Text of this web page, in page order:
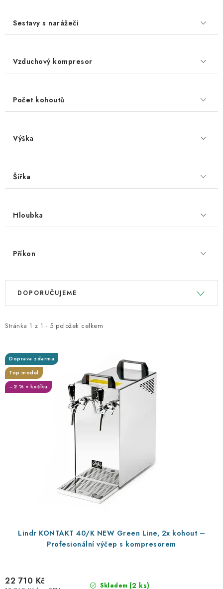
Sestavy s narážeči
Vzduchový kompresor
Počet kohoutů
Výška
Šířka
Hloubka
Příkon
V
i
p
r
o
d
Stránka 1 z 1 - 5 položek celkem
Ř
e
í
p
r
o
DOPORUČUJEME
Lindr KONTAKT 40/K NEW Green Line, 2x kohout –
Profesionální výčep s kompresorem
Doprava zdarma
Top model
–2 % v košíku
Skladem (2 ks)
22 710 Kč